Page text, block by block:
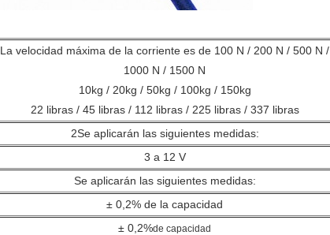
La velocidad máxima de la corriente es de 100 N / 200 N / 500 N /
1000 N / 1500 N
10kg / 20kg / 50kg / 100kg / 150kg
22 libras / 45 libras / 112 libras / 225 libras / 337 libras
2Se aplicarán las siguientes medidas:
3 a 12 V
Se aplicarán las siguientes medidas:
± 0,2% de la capacidad
± 0,2%de capacidad